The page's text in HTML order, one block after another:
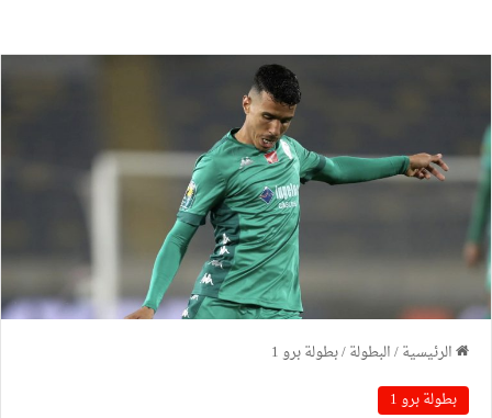
الرئيسية/البطولة/بطولة برو 1
بطولة برو 1